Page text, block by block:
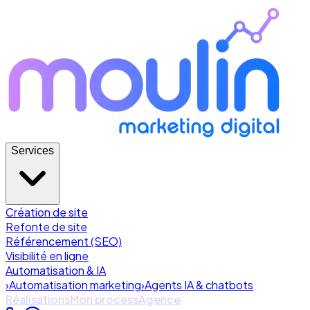
Services
Création de site
Refonte de site
Référencement (SEO)
Visibilité en ligne
Automatisation & IA
›Automatisation marketing›Agents IA & chatbots
RéalisationsMon processAgence